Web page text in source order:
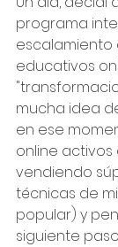
programa
educativos
mucha idea
en ese
online
vendiendo
técnicas de
popular) y
siguiente